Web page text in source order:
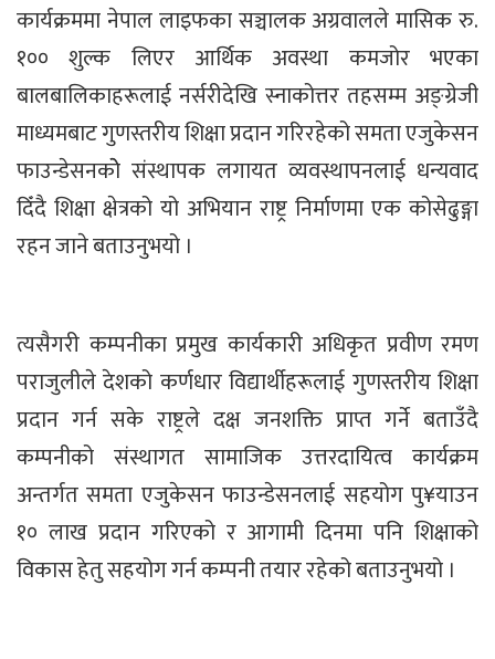
कार्यक्रममा नेपाल लाइफका सञ्चालक अग्रवालले मासिक रु.
१०० शुल्क लिएर आर्थिक अवस्था कमजोर भएका
बालबालिकाहरूलाई नर्सरीदेखि स्नाकोत्तर तहसम्म अङ्ग्रेजी
माध्यमबाट गुणस्तरीय शिक्षा प्रदान गरिरहेको समता एजुकेसन
फाउन्डेसनकोे संस्थापक लगायत व्यवस्थापनलाई धन्यवाद
दिँदै शिक्षा क्षेत्रको यो अभियान राष्ट्र निर्माणमा एक कोसेढुङ्गा
रहन जाने बताउनुभयो ।
त्यसैगरी कम्पनीका प्रमुख कार्यकारी अधिकृत प्रवीण रमण
पराजुलीले देशको कर्णधार विद्यार्थीहरूलाई गुणस्तरीय शिक्षा
प्रदान गर्न सके राष्ट्रले दक्ष जनशक्ति प्राप्त गर्ने बताउँदै
कम्पनीको संस्थागत सामाजिक उत्तरदायित्व कार्यक्रम
अन्तर्गत समता एजुकेसन फाउन्डेसनलाई सहयोग पु¥याउन
१० लाख प्रदान गरिएको र आगामी दिनमा पनि शिक्षाको
विकास हेतु सहयोग गर्न कम्पनी तयार रहेको बताउनुभयो ।